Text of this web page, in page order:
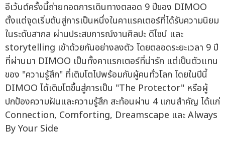
อีเว้นต์ครั้งนี้ถ่ายทอดการเดินทางตลอด 9 ปีของ DIMOO
ตั้งแต่จุดเริ่มต้นสู่การเป็นหนึ่งในคาแรคเตอร์ที่ได้รับความนิยม
ในระดับสากล ผ่านประสบการณ์งานศิลปะ ดีไซน์ และ
storytelling เข้าด้วยกันอย่างลงตัว โดยตลอดระยะเวลา 9 ปี
ที่ผ่านมา DIMOO เป็นทั้งคาแรกเตอร์ที่น่ารัก แต่เป็นตัวแทน
ของ "ความรู้สึก" ที่เติบโตไปพร้อมกับผู้คนทั่วโลก โดยในปีนี้
DIMOO ได้เติบโตขึ้นสู่การเป็น "The Protector" หรือผู้
ปกป้องความฝันและความรู้สึก สะท้อนผ่าน 4 แกนสำคัญ ได้แก่
Connection, Comforting, Dreamscape และ Always
By Your Side